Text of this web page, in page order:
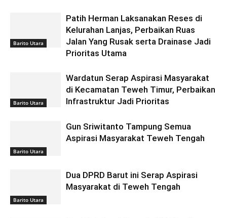
Barito Utara
Patih Herman Laksanakan Reses di
Kelurahan Lanjas, Perbaikan Ruas
Jalan Yang Rusak serta Drainase Jadi
Prioritas Utama
Barito Utara
Wardatun Serap Aspirasi Masyarakat
di Kecamatan Teweh Timur, Perbaikan
Infrastruktur Jadi Prioritas
Barito Utara
Gun Sriwitanto Tampung Semua
Aspirasi Masyarakat Teweh Tengah
Barito Utara
Dua DPRD Barut ini Serap Aspirasi
Masyarakat di Teweh Tengah